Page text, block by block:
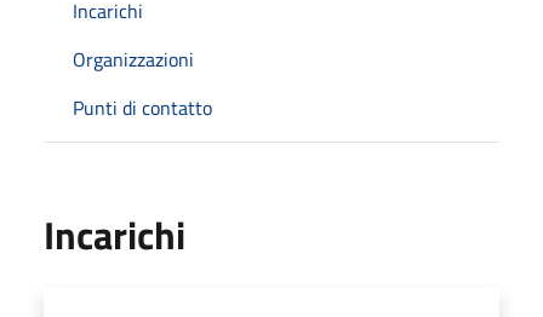
Incarichi
Organizzazioni
Punti di contatto
Incarichi